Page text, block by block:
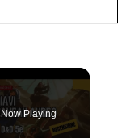
Now Playing